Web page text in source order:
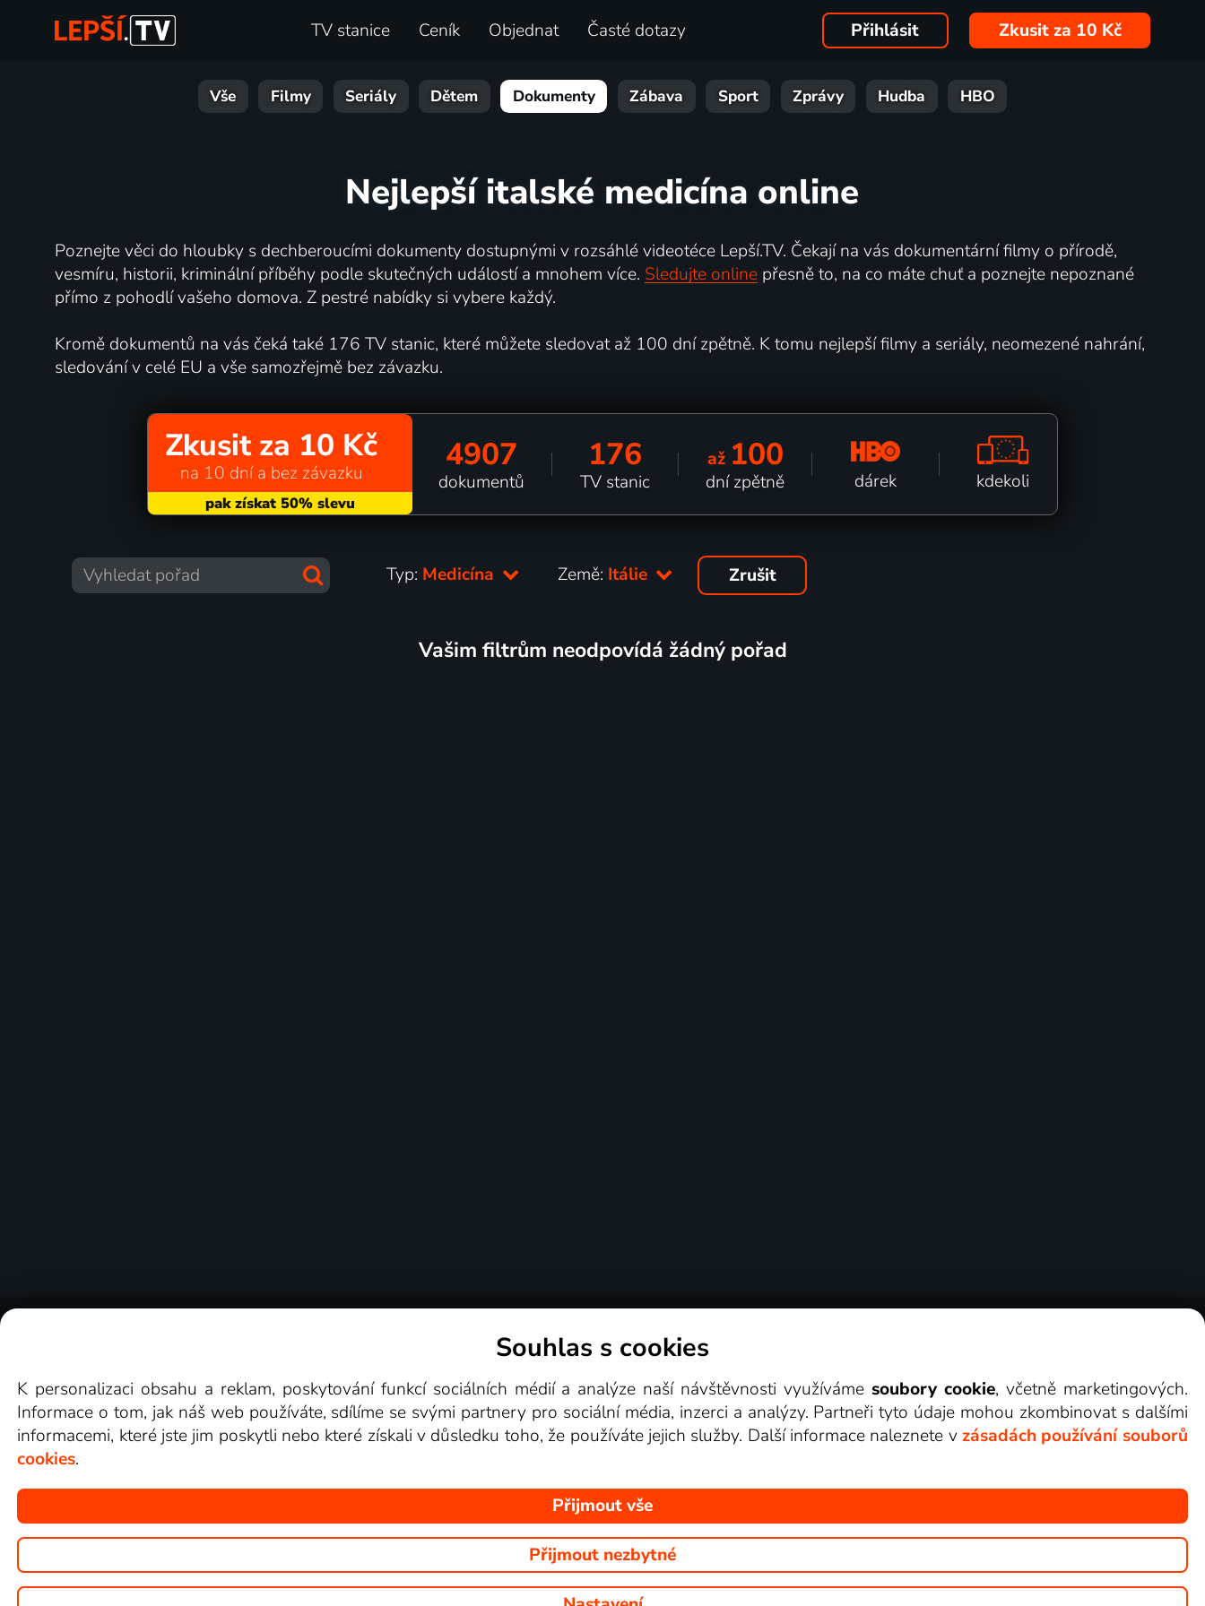
TV stanice Ceník Objednat Časté dotazy Přihlásit Zkusit za 10 Kč
Vše Filmy Seriály Dětem Dokumenty Zábava Sport Zprávy Hudba HBO
Nejlepší italské medicína online
Poznejte věci do hloubky s dechberoucími dokumenty dostupnými v rozsáhlé videotéce Lepší.TV. Čekají na vás dokumentární filmy o přírodě,
vesmíru, historii, kriminální příběhy podle skutečných událostí a mnohem více. Sledujte onlinepřesně to, na co máte chuť a poznejte nepoznané
přímo z pohodlí vašeho domova. Z pestré nabídky si vybere každý.
Kromě dokumentů na vás čeká také 176 TV stanic, které můžete sledovat až 100 dní zpětně. K tomu nejlepší filmy a seriály, neomezené nahrání,
sledování v celé EU a vše samozřejmě bez závazku.
Zkusit za 10 Kč
na 10 dní a bez závazku 4907
dokumentů
176
TV stanic
až 100
dní zpětně dárek kdekoli
Typ: Medicína Země: Itálie Zrušit
Vašim filtrům neodpovídá žádný pořad
Videotéka
Copyright © goNET s.r.o. Na tomto webu jsou zobrazovány obrázky z pořadů TV stanic, které můžete sledovat v Lepší.TV.
Souhlas s cookies
K personalizaci obsahu a reklam, poskytování funkcí sociálních médií a analýze naší návštěvnosti využívámesoubory cookie, včetně marketingových.
Informace o tom, jak náš web používáte, sdílíme se svými partnery pro sociální média, inzerci a analýzy. Partneři tyto údaje mohou zkombinovat s dalšími
informacemi, které jste jim poskytli nebo které získali v důsledku toho, že používáte jejich služby. Další informace naleznete v zásadách používání souborů
cookies.
Přijmout vše
Přijmout nezbytné